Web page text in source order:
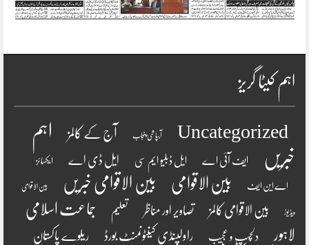
اہم کیٹا گریز
Uncategorized آبپاشی پنجاب آج کے کالمز
اہم
خبریں
ایف آئی اے ایل ڈبلیو ایم سی ایل ڈی اے ایکسائز
اے این ایف بین الاقوامی بین الاقوامی خبریں بین الاقوامی
ویڈیوز بین الاقوامی کالمز تصاویر اور مناظر تعلیم
جماعت اسلامی
لاہور
دلچسپ و عجیب راولپنڈی کینٹونمنٹ بورڈ ریلوے پاکستان